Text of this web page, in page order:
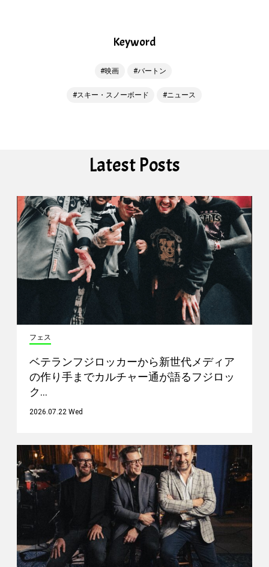
Keyword
映画 バートン
スキー・スノーボード ニュース
Latest Posts
フェス
ベテランフジロッカーから新世代メディア
の作り手までカルチャー通が語るフジロッ
ク…
2026.07.22 Wed